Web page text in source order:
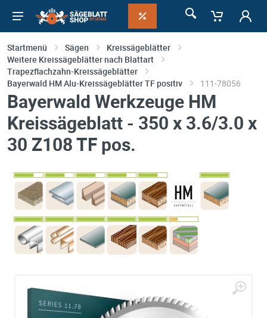
Startmenü Sägen
Kreissägeblätter
Weitere Kreissägeblätter nach Blattart
Trapezflachzahn-Kreissägeblätter
Bayerwald HM Alu-Kreissägeblätter TF positiv
111-78056
Bayerwald Werkzeuge HM
Kreissägeblatt - 350 x 3.6/3.0 x
30 Z108 TF pos.